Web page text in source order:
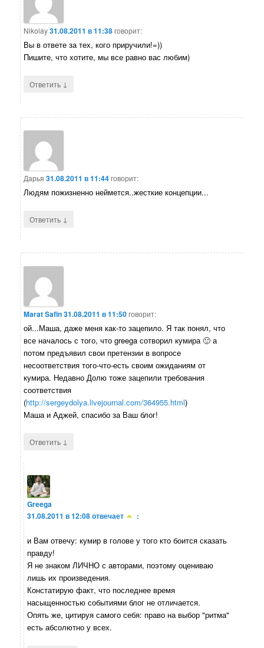
Nikolay31.08.2011 в 11:38говорит:
Вы в ответе за тех, кого приручили!=))
Пишите, что хотите, мы все равно вас любим)
Ответить ↓
Дарья 31.08.2011 в 11:44говорит:
Людям пожизненно неймется..жесткие концепции...
Ответить ↓
Marat Safin31.08.2011 в 11:50говорит:
ой...Маша, даже меня как-то зацепило. Я так понял, что
все началось с того, что greega сотворил кумира 🙂 а
потом предъявил свои претензии в вопросе
несоответствия того-что-есть своим ожиданиям от
кумира. Недавно Долю тоже зацепили требования
соответствия
(http://sergeydolya.livejournal.com/364955.html)
Маша и Аджей, спасибо за Ваш блог!
Ответить ↓
Greega
31.08.2011 в 12:08отвечает :
и Вам отвечу: кумир в голове у того кто боится сказать
правду!
Я не знаком ЛИЧНО с авторами, поэтому оцениваю
лишь их произведения.
Констатирую факт, что последнее время
насыщенностью событиями блог не отличается.
Опять же, цитируя самого себя: право на выбор "ритма"
есть абсолютно у всех.